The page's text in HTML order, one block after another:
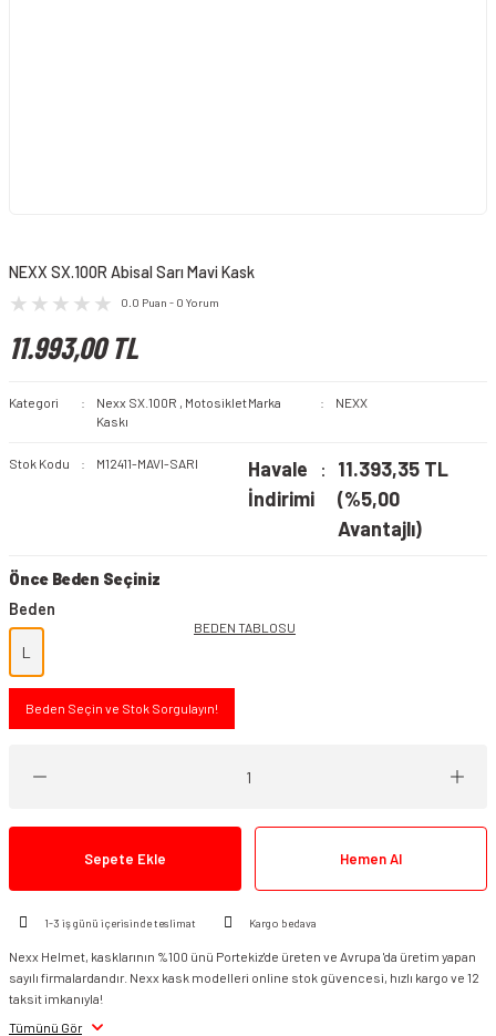
NEXX SX.100R Abisal Sarı Mavi Kask
0.0 Puan - 0 Yorum
11.993,00 TL
Kategori Nexx SX.100R , Motosiklet
Kaskı
Marka NEXX
Stok Kodu M12411-MAVI-SARI
Havale
İndirimi
11.393,35 TL
(%5,00
Avantajlı)
Önce Beden Seçiniz
Beden
L
BEDEN TABLOSU
Beden Seçin ve Stok Sorgulayın!
Sepete Ekle Hemen Al
1-3 iş günü içerisinde teslimat Kargo bedava
Nexx Helmet, kasklarının %100 ünü Portekiz'de üreten ve Avrupa 'da üretim yapan
sayılı firmalardandır. Nexx kask modelleri online stok güvencesi, hızlı kargo ve 12
taksit imkanıyla!
Tümünü Gör